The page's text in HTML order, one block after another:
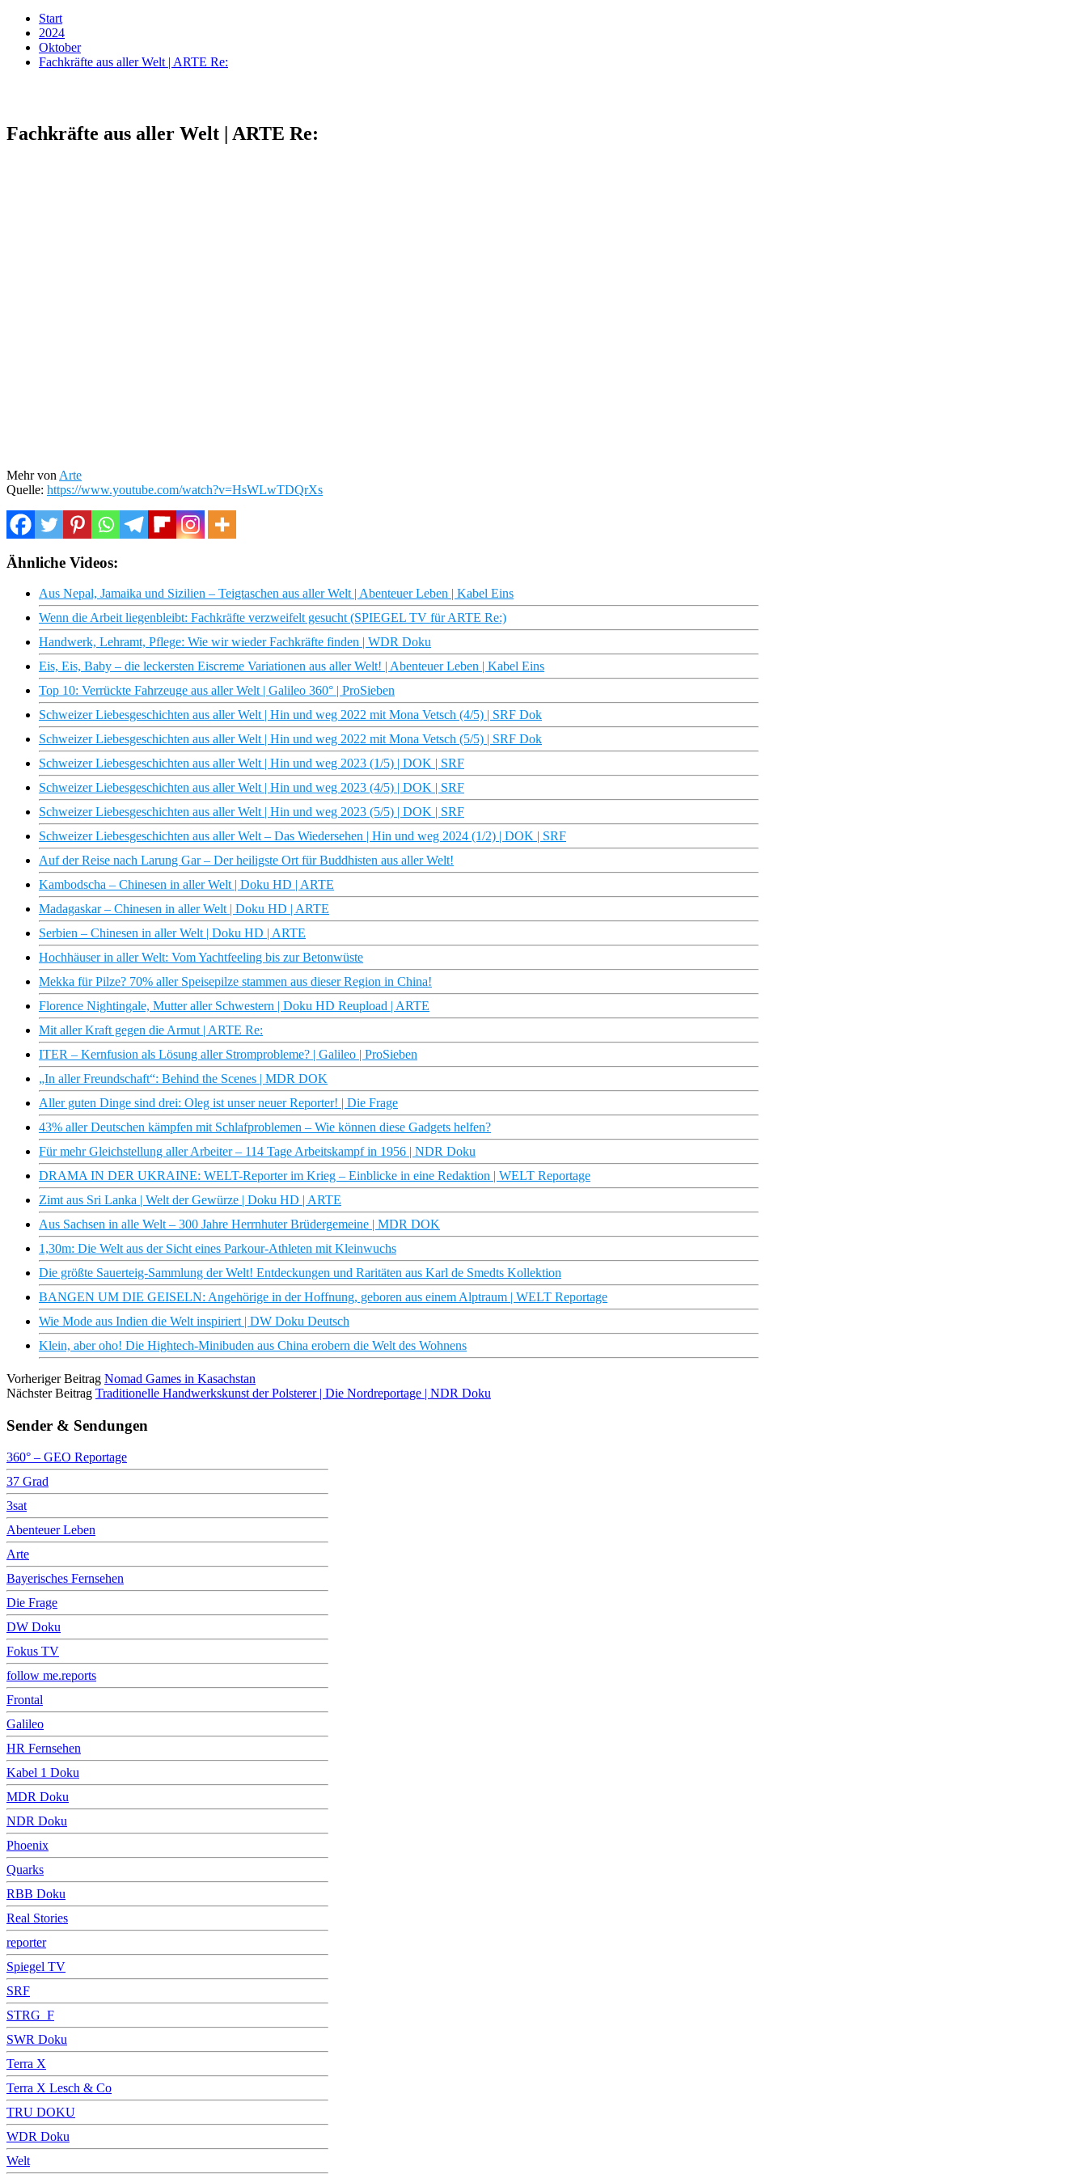
Start
2024
Oktober
Fachkräfte aus aller Welt | ARTE Re:
Fachkräfte aus aller Welt | ARTE Re:
Mehr von Arte
Quelle: https://www.youtube.com/watch?v=HsWLwTDQrXs
Ähnliche Videos:
Aus Nepal, Jamaika und Sizilien – Teigtaschen aus aller Welt | Abenteuer Leben | Kabel Eins
Wenn die Arbeit liegenbleibt: Fachkräfte verzweifelt gesucht (SPIEGEL TV für ARTE Re:)
Handwerk, Lehramt, Pflege: Wie wir wieder Fachkräfte finden | WDR Doku
Eis, Eis, Baby – die leckersten Eiscreme Variationen aus aller Welt! | Abenteuer Leben | Kabel Eins
Top 10: Verrückte Fahrzeuge aus aller Welt | Galileo 360° | ProSieben
Schweizer Liebesgeschichten aus aller Welt | Hin und weg 2022 mit Mona Vetsch (4/5) | SRF Dok
Schweizer Liebesgeschichten aus aller Welt | Hin und weg 2022 mit Mona Vetsch (5/5) | SRF Dok
Schweizer Liebesgeschichten aus aller Welt | Hin und weg 2023 (1/5) | DOK | SRF
Schweizer Liebesgeschichten aus aller Welt | Hin und weg 2023 (4/5) | DOK | SRF
Schweizer Liebesgeschichten aus aller Welt | Hin und weg 2023 (5/5) | DOK | SRF
Schweizer Liebesgeschichten aus aller Welt – Das Wiedersehen | Hin und weg 2024 (1/2) | DOK | SRF
Auf der Reise nach Larung Gar – Der heiligste Ort für Buddhisten aus aller Welt!
Kambodscha – Chinesen in aller Welt | Doku HD | ARTE
Madagaskar – Chinesen in aller Welt | Doku HD | ARTE
Serbien – Chinesen in aller Welt | Doku HD | ARTE
Hochhäuser in aller Welt: Vom Yachtfeeling bis zur Betonwüste
Mekka für Pilze? 70% aller Speisepilze stammen aus dieser Region in China!
Florence Nightingale, Mutter aller Schwestern | Doku HD Reupload | ARTE
Mit aller Kraft gegen die Armut | ARTE Re:
ITER – Kernfusion als Lösung aller Stromprobleme? | Galileo | ProSieben
„In aller Freundschaft“: Behind the Scenes | MDR DOK
Aller guten Dinge sind drei: Oleg ist unser neuer Reporter! | Die Frage
43% aller Deutschen kämpfen mit Schlafproblemen – Wie können diese Gadgets helfen?
Für mehr Gleichstellung aller Arbeiter – 114 Tage Arbeitskampf in 1956 | NDR Doku
DRAMA IN DER UKRAINE: WELT-Reporter im Krieg – Einblicke in eine Redaktion | WELT Reportage
Zimt aus Sri Lanka | Welt der Gewürze | Doku HD | ARTE
Aus Sachsen in alle Welt – 300 Jahre Herrnhuter Brüdergemeine | MDR DOK
1,30m: Die Welt aus der Sicht eines Parkour-Athleten mit Kleinwuchs
Die größte Sauerteig-Sammlung der Welt! Entdeckungen und Raritäten aus Karl de Smedts Kollektion
BANGEN UM DIE GEISELN: Angehörige in der Hoffnung, geboren aus einem Alptraum | WELT Reportage
Wie Mode aus Indien die Welt inspiriert | DW Doku Deutsch
Klein, aber oho! Die Hightech-Minibuden aus China erobern die Welt des Wohnens
Vorheriger Beitrag Nomad Games in Kasachstan
Nächster Beitrag Traditionelle Handwerkskunst der Polsterer | Die Nordreportage | NDR Doku
Sender & Sendungen
360° – GEO Reportage
37 Grad
3sat
Abenteuer Leben
Arte
Bayerisches Fernsehen
Die Frage
DW Doku
Fokus TV
follow me.reports
Frontal
Galileo
HR Fernsehen
Kabel 1 Doku
MDR Doku
NDR Doku
Phoenix
Quarks
RBB Doku
Real Stories
reporter
Spiegel TV
SRF
STRG_F
SWR Doku
Terra X
Terra X Lesch & Co
TRU DOKU
WDR Doku
Welt